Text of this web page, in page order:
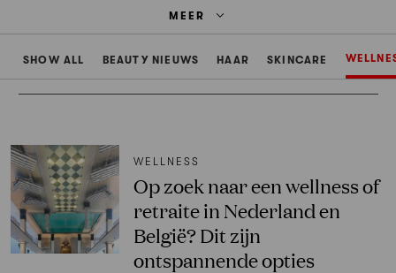
ontspanning.
MEER
SHOW ALL BEAUTY NIEUWS HAAR SKINCARE
WELLNESS
Op zoek naar een wellness of
retraite in Nederland en
België? Dit zijn
ontspannende opties